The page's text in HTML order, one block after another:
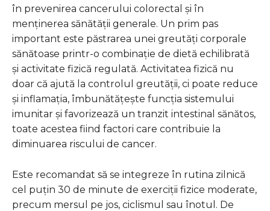
în prevenirea cancerului colorectal și în
menținerea sănătății generale. Un prim pas
important este păstrarea unei greutăți corporale
sănătoase printr-o combinație de dietă echilibrată
și activitate fizică regulată. Activitatea fizică nu
doar că ajută la controlul greutății, ci poate reduce
și inflamația, îmbunătățește funcția sistemului
imunitar și favorizează un tranzit intestinal sănătos,
toate acestea fiind factori care contribuie la
diminuarea riscului de cancer.
Este recomandat să se integreze în rutina zilnică
cel puțin 30 de minute de exerciții fizice moderate,
precum mersul pe jos, ciclismul sau înotul. De